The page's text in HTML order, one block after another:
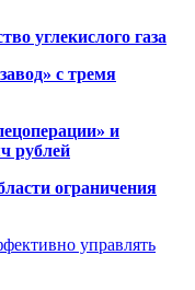
углекислого газа
с тремя
и
рублей
ограничения
управлять